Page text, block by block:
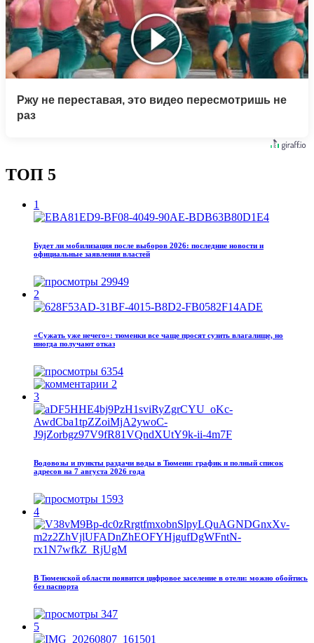
Ржу не переставая, это видео пересмотришь не
раз
ТОП 5
1
Будет ли мобилизация после выборов 2026: последние новости и
официальные заявления властей
29949
2
«Сужать уже нечего»: тюменки все чаще просят сузить влагалище, но
иногда получают отказ
6354
2
3
Водовозы и пункты раздачи воды в Тюмени: график и полный список
адресов на 7 августа 2026 года
1593
4
В Тюменской области появится цифровое заселение в отели: можно обойтись
без паспорта
347
5